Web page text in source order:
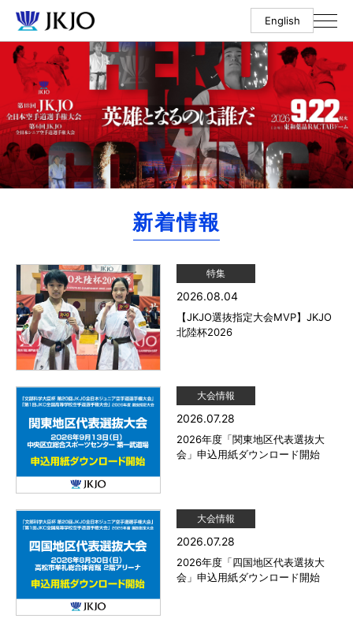
English
新着情報
特集
2026.08.04
【JKJO選抜指定大会MVP】JKJO
北陸杯2026
大会情報
2026.07.28
2026年度「関東地区代表選抜大
会」申込用紙ダウンロード開始
大会情報
2026.07.28
2026年度「四国地区代表選抜大
会」申込用紙ダウンロード開始